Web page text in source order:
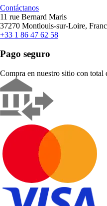
Contáctanos
11 rue Bernard Maris
37270 Montlouis-sur-Loire,
+33 1 86 47 62 58
Pago seguro
Compra en nuestro sitio con total